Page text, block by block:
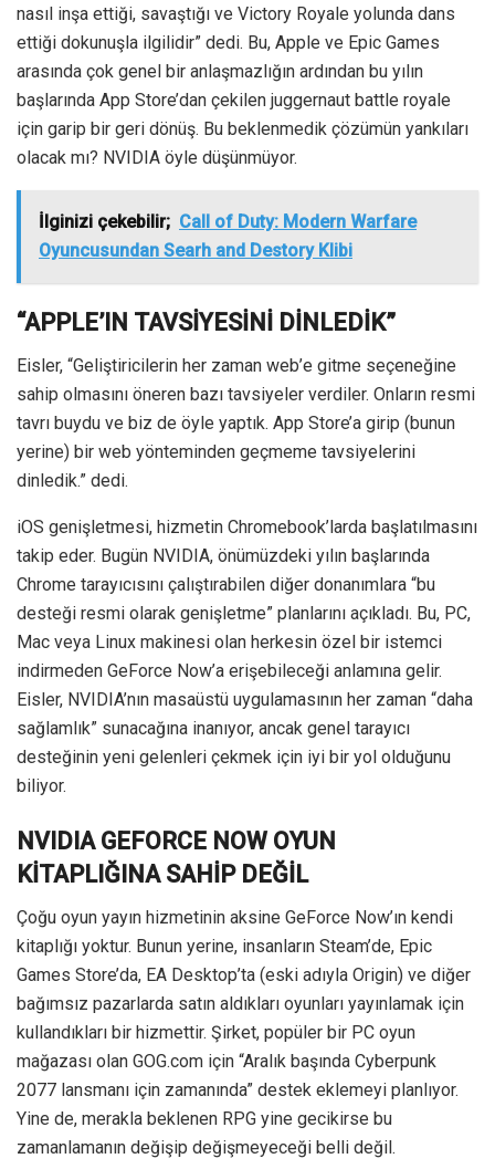
nasıl inşa ettiği, savaştığı ve Victory Royale yolunda dans
ettiği dokunuşla ilgilidir” dedi. Bu, Apple ve Epic Games
arasında çok genel bir anlaşmazlığın ardından bu yılın
başlarında App Store’dan çekilen juggernaut battle royale
için garip bir geri dönüş. Bu beklenmedik çözümün yankıları
olacak mı? NVIDIA öyle düşünmüyor.
İlginizi çekebilir; Call of Duty: Modern Warfare
Oyuncusundan Searh and Destory Klibi
“APPLE’IN TAVSİYESİNİ DİNLEDİK”
Eisler, “Geliştiricilerin her zaman web’e gitme seçeneğine
sahip olmasını öneren bazı tavsiyeler verdiler. Onların resmi
tavrı buydu ve biz de öyle yaptık. App Store’a girip (bunun
yerine) bir web yönteminden geçmeme tavsiyelerini
dinledik.” dedi.
iOS genişletmesi, hizmetin Chromebook’larda başlatılmasını
takip eder. Bugün NVIDIA, önümüzdeki yılın başlarında
Chrome tarayıcısını çalıştırabilen diğer donanımlara “bu
desteği resmi olarak genişletme” planlarını açıkladı. Bu, PC,
Mac veya Linux makinesi olan herkesin özel bir istemci
indirmeden GeForce Now’a erişebileceği anlamına gelir.
Eisler, NVIDIA’nın masaüstü uygulamasının her zaman “daha
sağlamlık” sunacağına inanıyor, ancak genel tarayıcı
desteğinin yeni gelenleri çekmek için iyi bir yol olduğunu
biliyor.
NVIDIA GEFORCE NOW OYUN
KİTAPLIĞINA SAHİP DEĞİL
Çoğu oyun yayın hizmetinin aksine GeForce Now’ın kendi
kitaplığı yoktur. Bunun yerine, insanların Steam’de, Epic
Games Store’da, EA Desktop’ta (eski adıyla Origin) ve diğer
bağımsız pazarlarda satın aldıkları oyunları yayınlamak için
kullandıkları bir hizmettir. Şirket, popüler bir PC oyun
mağazası olan GOG.com için “Aralık başında Cyberpunk
2077 lansmanı için zamanında” destek eklemeyi planlıyor.
Yine de, merakla beklenen RPG yine gecikirse bu
zamanlamanın değişip değişmeyeceği belli değil.